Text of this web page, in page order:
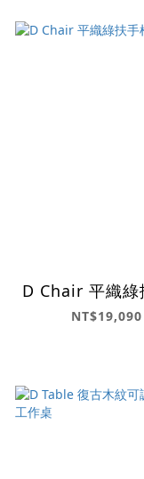
D Chair 平織綠
NT$19,090